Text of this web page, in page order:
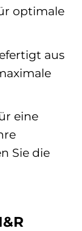
optimale
aus
eine
Sie die